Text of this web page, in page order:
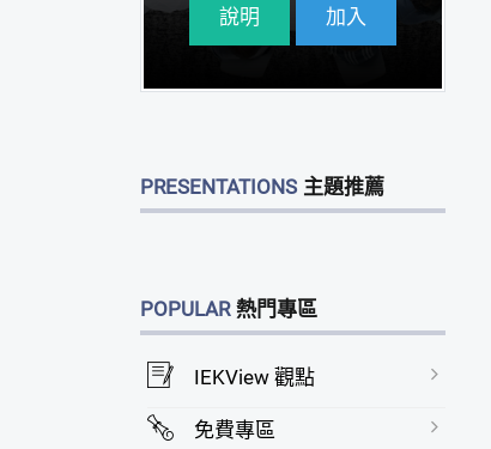
說明
加入
PRESENTATIONS 主題推薦
POPULAR 熱門專區
IEKView 觀點
免費專區